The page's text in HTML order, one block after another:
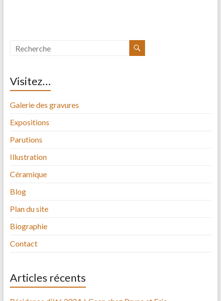
Visitez…
Galerie des gravures
Expositions
Parutions
Illustration
Céramique
Blog
Plan du site
Biographie
Contact
Articles récents